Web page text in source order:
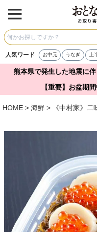
人気ワード お中元 うなぎ 上
熊本県で発生した地震に
【重要】お盆期
HOME 海鮮 《中村家》二